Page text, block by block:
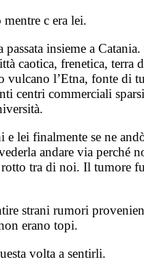
c era lei.
insieme a
caotica, frenetica, terra
vulcano l’Etna, fonte di
centri commerciali
e lei finalmente se ne
andare via perché
rotto tra di noi. Il tumore
strani rumori
erano topi.
volta a sentirli.